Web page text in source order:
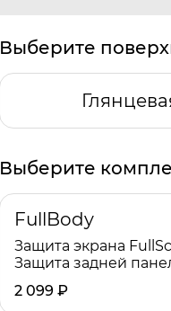
Выберите
Выберите
FullBody
Защита экрана
Защита задней
2 099 ₽